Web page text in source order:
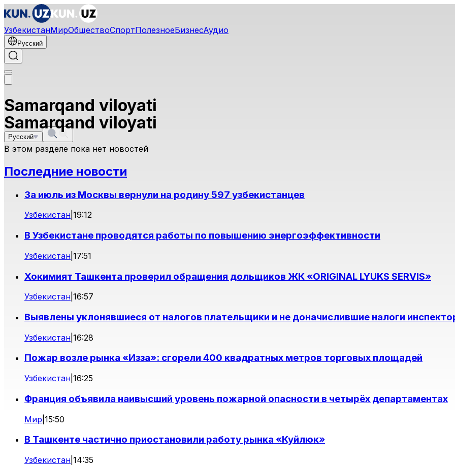
УзбекистанМирОбществоСпортПолезноеБизнесАудио
Русский
Samarqand viloyati
Русский
Samarqand viloyati
В этом разделе пока нет новостей
Последние новости
За июль из Москвы вернули на родину 597 узбекистанцев
Узбекистан 19:12
В Узбекистане проводятся работы по повышению энергоэффективности
Узбекистан 17:51
Хокимият Ташкента проверил обращения дольщиков ЖК «ORIGINAL LYUKS SERVIS»
Узбекистан 16:57
Выявлены уклонявшиеся от налогов плательщики и не доначислившие налоги
Узбекистан 16:28
Пожар возле рынка «Изза»: сгорели 400 квадратных метров торговых площадей
Узбекистан 16:25
Франция объявила наивысший уровень пожарной опасности в четырёх департаментах
Мир 15:50
В Ташкенте частично приостановили работу рынка «Куйлюк»
Узбекистан 14:35